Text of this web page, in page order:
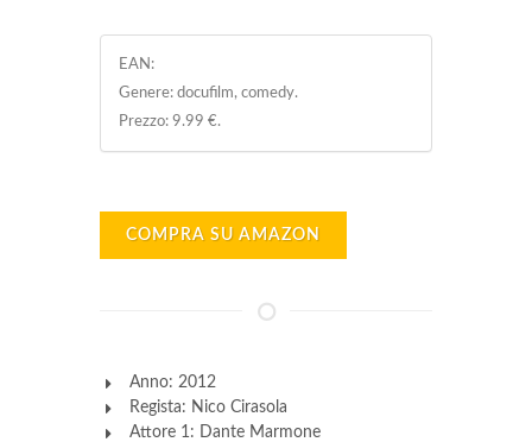
EAN:
Genere: docufilm, comedy.
Prezzo: 9.99 €.
COMPRA SU AMAZON
Anno: 2012
Regista: Nico Cirasola
Attore 1: Dante Marmone